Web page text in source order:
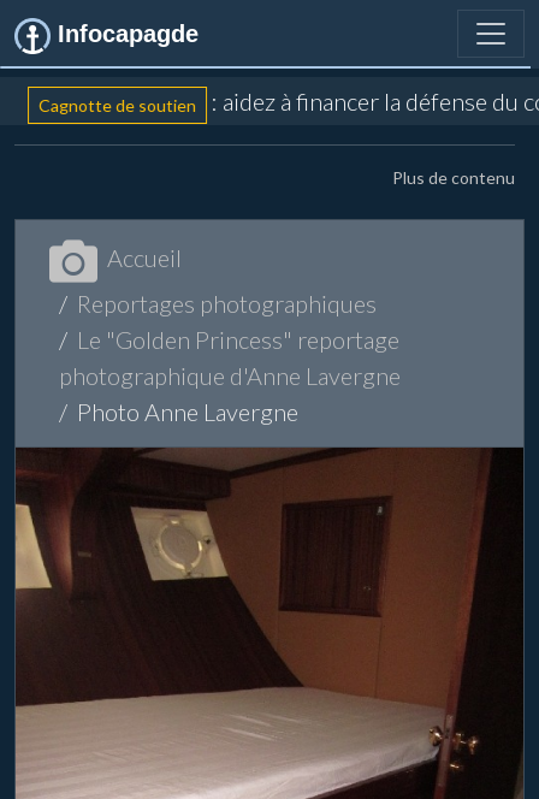
Infocapagde
Cagnotte de soutien : aidez à financer la défense du
Plus de contenu
Accueil
Reportages photographiques
Le "Golden Princess" reportage
photographique d'Anne Lavergne
Photo Anne Lavergne